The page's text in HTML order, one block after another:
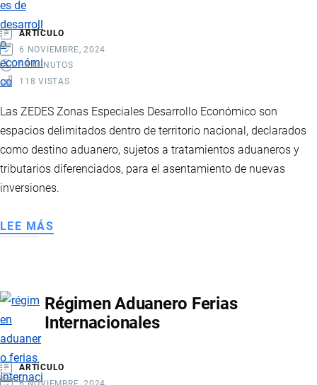
ARTÍCULO
6 NOVIEMBRE, 2024
38 MINUTOS
118 VISTAS
Las ZEDES Zonas Especiales Desarrollo Económico son
espacios delimitados dentro de territorio nacional, declarados
como destino aduanero, sujetos a tratamientos aduaneros y
tributarios diferenciados, para el asentamiento de nuevas
inversiones.
LEE MÁS
DESARROLLO
ECONÓMICO
Régimen Aduanero Ferias
Internacionales
ARTÍCULO